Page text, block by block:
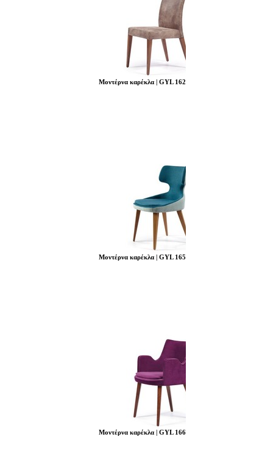
Μοντέρνα καρέκλα | GYL 162
Μοντέρνα καρέκλα | GYL 165
Μοντέρνα καρέκλα | GYL 166